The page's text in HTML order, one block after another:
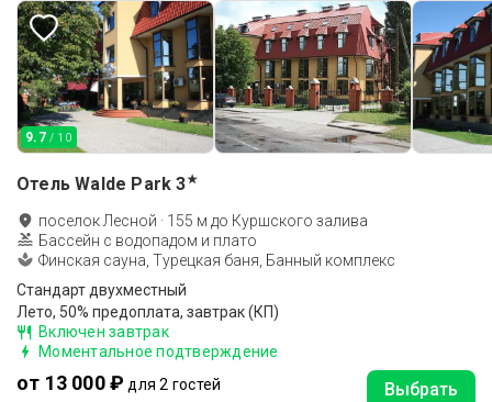
9.7 / 10
Отель Walde Park 3★
поселок Лесной · 155 м до Куршского залива
Бассейн с водопадом и плато
Финская сауна, Турецкая баня, Банный комплекс
Стандарт двухместный
Лето, 50% предоплата, завтрак (КП)
Включен завтрак
Моментальное подтверждение
от 13 000 ₽ для 2 гостей Выбрать